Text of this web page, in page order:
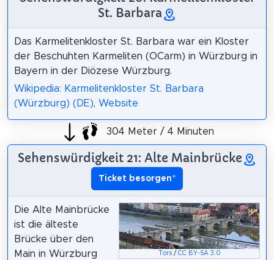
St. Barbara
Das Karmelitenkloster St. Barbara war ein Kloster
der Beschuhten Karmeliten (OCarm) in Würzburg in
Bayern in der Diözese Würzburg.
Wikipedia: Karmelitenkloster St. Barbara
(Würzburg) (DE), Website
304 Meter / 4 Minuten
Sehenswürdigkeit 21: Alte Mainbrücke
Ticket besorgen*
Tors/ CC BY-SA 3.0
Die Alte Mainbrücke
ist die älteste
Brücke über den
Main in Würzburg